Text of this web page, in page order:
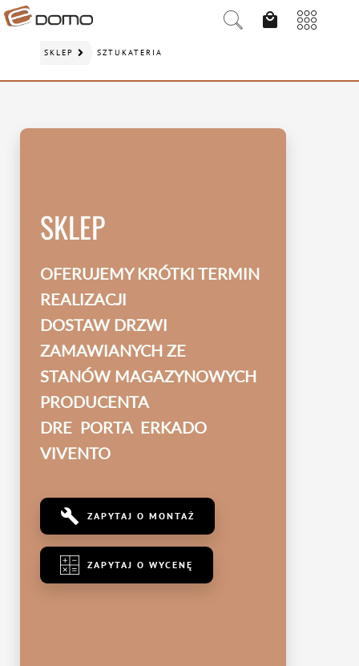
SKLEP SZTUKATERIA
SKLEP
OFERUJEMY KRÓTKI TERMIN
REALIZACJI
DOSTAW DRZWI
ZAMAWIANYCH ZE
STANÓW MAGAZYNOWYCH
PRODUCENTA
DRE PORTA ERKADO
VIVENTO
ZAPYTAJ O MONTAŻ
ZAPYTAJ O WYCENĘ